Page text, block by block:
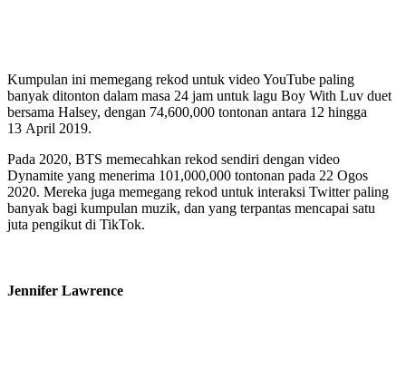
Kumpulan ini memegang rekod untuk video YouTube paling
banyak ditonton dalam masa 24 jam untuk lagu Boy With Luv duet
bersama Halsey, dengan 74,600,000 tontonan antara 12 hingga
13 April 2019.
Pada 2020, BTS memecahkan rekod sendiri dengan video
Dynamite yang menerima 101,000,000 tontonan pada 22 Ogos
2020. Mereka juga memegang rekod untuk interaksi Twitter paling
banyak bagi kumpulan muzik, dan yang terpantas mencapai satu
juta pengikut di TikTok.
Jennifer Lawrence